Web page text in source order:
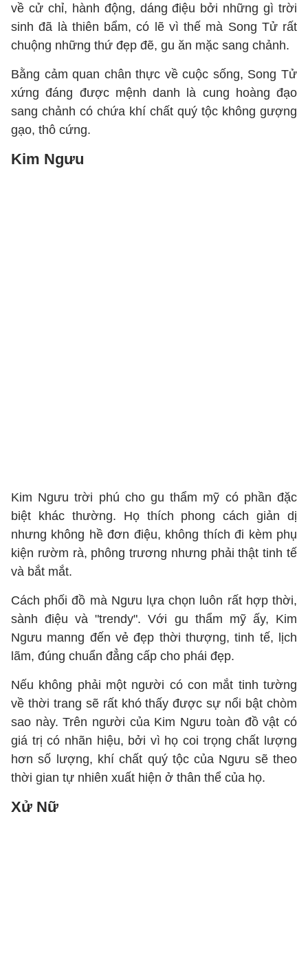
về cử chỉ, hành động, dáng điệu bởi những gì trời
sinh đã là thiên bẩm, có lẽ vì thế mà Song Tử rất
chuộng những thứ đẹp đẽ, gu ăn mặc sang chảnh.
Bằng cảm quan chân thực về cuộc sống, Song Tử
xứng đáng được mệnh danh là cung hoàng đạo
sang chảnh có chứa khí chất quý tộc không gượng
gạo, thô cứng.
Kim Ngưu
Kim Ngưu trời phú cho gu thẩm mỹ có phần đặc
biệt khác thường. Họ thích phong cách giản dị
nhưng không hề đơn điệu, không thích đi kèm phụ
kiện rườm rà, phông trương nhưng phải thật tinh tế
và bắt mắt.
Cách phối đồ mà Ngưu lựa chọn luôn rất hợp thời,
sành điệu và "trendy". Với gu thẩm mỹ ấy, Kim
Ngưu manng đến vẻ đẹp thời thượng, tinh tế, lịch
lãm, đúng chuẩn đẳng cấp cho phái đẹp.
Nếu không phải một người có con mắt tinh tường
về thời trang sẽ rất khó thấy được sự nổi bật chòm
sao này. Trên người của Kim Ngưu toàn đồ vật có
giá trị có nhãn hiệu, bởi vì họ coi trọng chất lượng
hơn số lượng, khí chất quý tộc của Ngưu sẽ theo
thời gian tự nhiên xuất hiện ở thân thể của họ.
Xử Nữ